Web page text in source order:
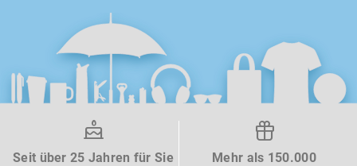
Seit über 25 Jahren für Sie
Mehr als 150.000